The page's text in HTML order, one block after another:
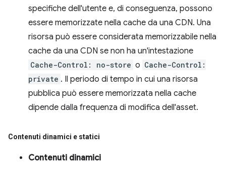
specifiche dell'utente e, di conseguenza, possono
essere memorizzate nella cache da una CDN. Una
risorsa può essere considerata memorizzabile nella
cache da una CDN se non ha un'intestazione
Cache-Control: no-store o Cache-Control:
private . Il periodo di tempo in cui una risorsa
pubblica può essere memorizzata nella cache
dipende dalla frequenza di modifica dell'asset.
Contenuti dinamici e statici
Contenuti dinamici